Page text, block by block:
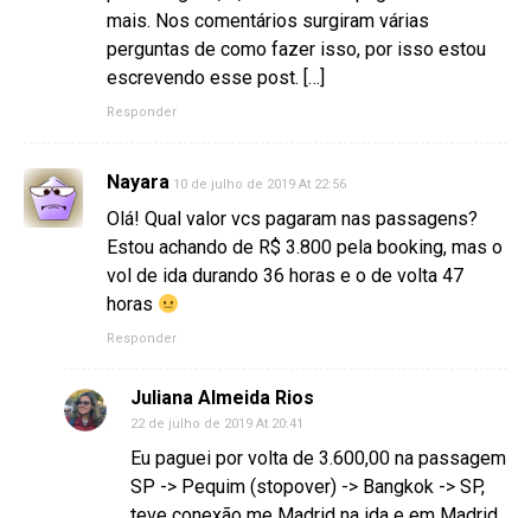
mais. Nos comentários surgiram várias
perguntas de como fazer isso, por isso estou
escrevendo esse post. […]
Responder
Nayara 10 de julho de 2019 At 22:56
Olá! Qual valor vcs pagaram nas passagens?
Estou achando de R$ 3.800 pela booking, mas o
vol de ida durando 36 horas e o de volta 47
horas
Responder
Juliana Almeida Rios
22 de julho de 2019 At 20:41
Eu paguei por volta de 3.600,00 na passagem
SP -> Pequim (stopover) -> Bangkok -> SP,